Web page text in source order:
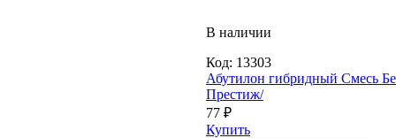
В наличии
Код: 13303
Абутилон гибридный Смесь
Престиж/
77 ₽
Купить